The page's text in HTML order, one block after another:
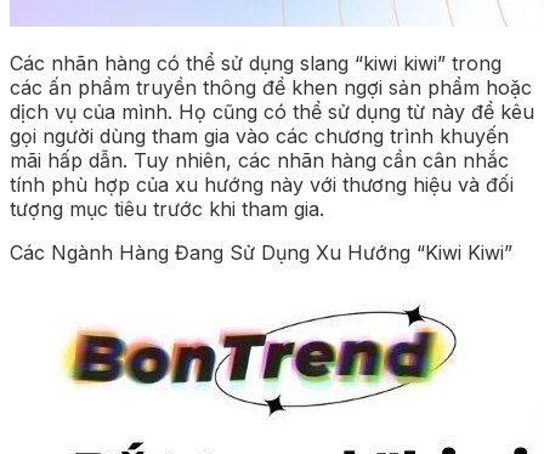
Các nhãn hàng có thể sử dụng slang “kiwi kiwi” trong
các ấn phẩm truyền thông để khen ngợi sản phẩm hoặc
dịch vụ của mình. Họ cũng có thể sử dụng từ này để kêu
gọi người dùng tham gia vào các chương trình khuyến
mãi hấp dẫn. Tuy nhiên, các nhãn hàng cần cân nhắc
tính phù hợp của xu hướng này với thương hiệu và đối
tượng mục tiêu trước khi tham gia.
Các Ngành Hàng Đang Sử Dụng Xu Hướng “Kiwi Kiwi”